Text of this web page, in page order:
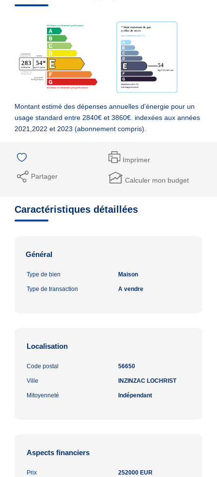
Montant estimé des dépenses annuelles d'énergie pour un
usage standard entre 2840€ et 3860€. indexées aux années
2021,2022 et 2023 (abonnement compris).
Imprimer
Partager Calculer mon budget
Caractéristiques détaillées
Général
Type de bien Maison
Type de transaction A vendre
Localisation
Code postal 56650
Ville INZINZAC LOCHRIST
Mitoyenneté Indépendant
Aspects financiers
Prix 252000 EUR